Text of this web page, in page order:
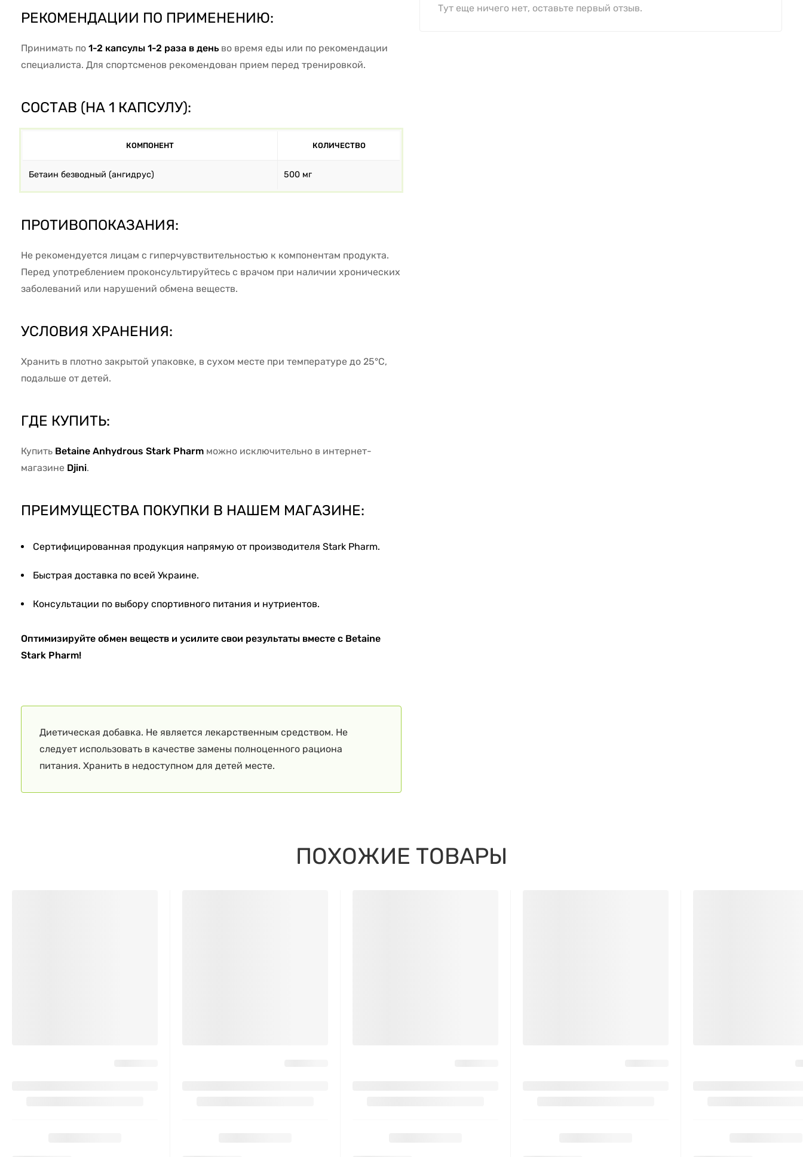
Диетическая добавка. Не является лекарственным средством. Не
следует использовать в качестве замены полноценного рациона
питания. Хранить в недоступном для детей месте.
РЕКОМЕНДАЦИИ ПО ПРИМЕНЕНИЮ:
Принимать по 1-2 капсулы 1-2 раза в день во время еды или по рекомендации
специалиста. Для спортсменов рекомендован прием перед тренировкой.
СОСТАВ (НА 1 КАПСУЛУ):
КОМПОНЕНТ КОЛИЧЕСТВО
Бетаин безводный (ангидрус) 500 мг
ПРОТИВОПОКАЗАНИЯ:
Не рекомендуется лицам с гиперчувствительностью к компонентам продукта.
Перед употреблением проконсультируйтесь с врачом при наличии хронических
заболеваний или нарушений обмена веществ.
УСЛОВИЯ ХРАНЕНИЯ:
Хранить в плотно закрытой упаковке, в сухом месте при температуре до 25°C,
подальше от детей.
ГДЕ КУПИТЬ:
Купить Betaine Anhydrous Stark Pharm можно исключительно в интернет-
магазине Djini.
ПРЕИМУЩЕСТВА ПОКУПКИ В НАШЕМ МАГАЗИНЕ:
Сертифицированная продукция напрямую от производителя Stark Pharm.
Быстрая доставка по всей Украине.
Консультации по выбору спортивного питания и нутриентов.
Оптимизируйте обмен веществ и усилите свои результаты вместе с Betaine
Stark Pharm!
Тут еще ничего нет, оставьте первый отзыв.
ПОХОЖИЕ ТОВАРЫ